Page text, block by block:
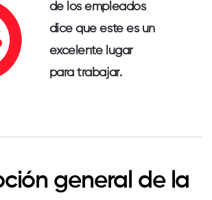
de los empleados
dice que este es un
excelente lugar
para trabajar.
general de la